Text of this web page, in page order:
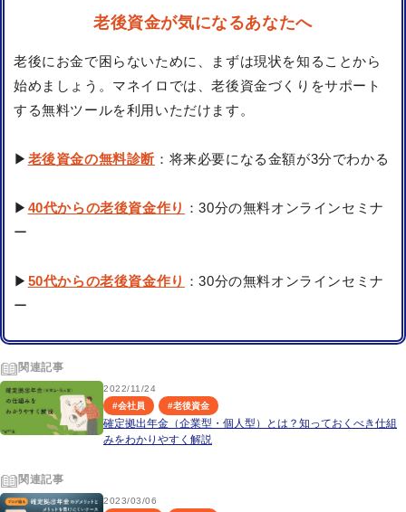
老後資金が気になるあなたへ
老後にお金で困らないために、まずは現状を知ることから
始めましょう。マネイロでは、老後資金づくりをサポート
する無料ツールを利用いただけます。
▶ 老後資金の無料診断 ：将来必要になる金額が3分でわかる
▶ 40代からの老後資金作り ：30分の無料オンラインセミナ
ー
▶ 50代からの老後資金作り ：30分の無料オンラインセミナ
ー
関連記事
2022/11/24
#会社員 #老後資金
確定拠出年金（企業型・個人型）とは？知っておくべき仕組
みをわかりやすく解説
関連記事
2023/03/06